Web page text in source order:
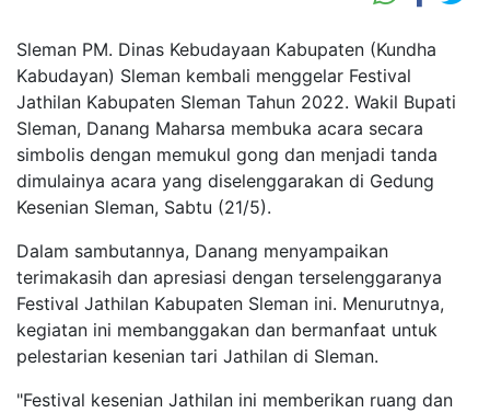
Sleman PM. Dinas Kebudayaan Kabupaten (Kundha
Kabudayan) Sleman kembali menggelar Festival
Jathilan Kabupaten Sleman Tahun 2022. Wakil Bupati
Sleman, Danang Maharsa membuka acara secara
simbolis dengan memukul gong dan menjadi tanda
dimulainya acara yang diselenggarakan di Gedung
Kesenian Sleman, Sabtu (21/5).
Dalam sambutannya, Danang menyampaikan
terimakasih dan apresiasi dengan terselenggaranya
Festival Jathilan Kabupaten Sleman ini. Menurutnya,
kegiatan ini membanggakan dan bermanfaat untuk
pelestarian kesenian tari Jathilan di Sleman.
"Festival kesenian Jathilan ini memberikan ruang dan